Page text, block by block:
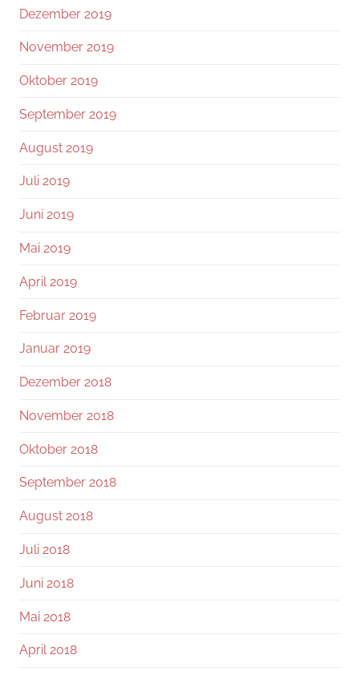
Dezember 2019
November 2019
Oktober 2019
September 2019
August 2019
Juli 2019
Juni 2019
Mai 2019
April 2019
Februar 2019
Januar 2019
Dezember 2018
November 2018
Oktober 2018
September 2018
August 2018
Juli 2018
Juni 2018
Mai 2018
April 2018